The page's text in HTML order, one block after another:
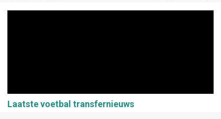
Laatste voetbal transfernieuws